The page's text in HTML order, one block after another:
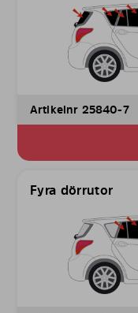
Artikelnr 25840-7
Fyra dörrutor